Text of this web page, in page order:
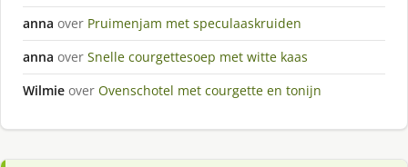
anna over Pruimenjam met speculaaskruiden
anna over Snelle courgettesoep met witte kaas
Wilmie over Ovenschotel met courgette en tonijn